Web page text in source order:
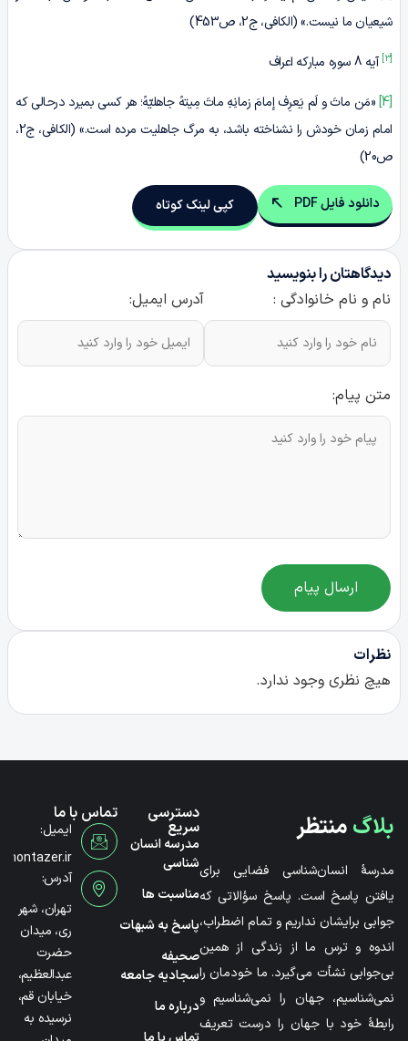
شیعیان ما نیست.» (الکافی، ج2، ص453)
[3] آیه 8 سوره مبارکه اعراف
[4] «مَن ماتَ و لَم یَعرِف إمامَ زمانِهِ ماتَ مِیتهً جاهلیّهً؛ هر کسی بمیرد درحالی­ که
امام زمان خودش را نشناخته باشد، به مرگ جاهلیت مرده است.» (الکافی، ج2،
ص20)
دانلود فایل PDF کپی لینک کوتاه
دیدگاهتان را بنویسید
نام و نام خانوادگی :
آدرس ایمیل:
متن پیام:
ارسال پیام
نظرات
هیچ نظری وجود ندارد.
بلاگمنتظر
مدرسۀ انسان‌شناسی فضایی برای
یافتن پاسخ است. پاسخ سؤالاتی که
جوابی برایشان نداریم و تمام اضطراب،
اندوه و ترس ما از زندگی از همین
بی‌جوابی نشأت می‌گیرد. ما خودمان را
نمی‌شناسیم، جهان را نمی‌شناسیم و
رابطۀ خود با جهان را درست تعریف
دسترسی
سریع
مدرسه انسان
شناسی
مناسبت ها
پاسخ به شبهات
صحیفه
سجادیه جامعه
درباره ما
تماس با ما
ایمیل:
آدرس:
تهران، شهر
ری، میدان
حضرت
عبدالعظیم،
خیابان قم،
نرسیده به